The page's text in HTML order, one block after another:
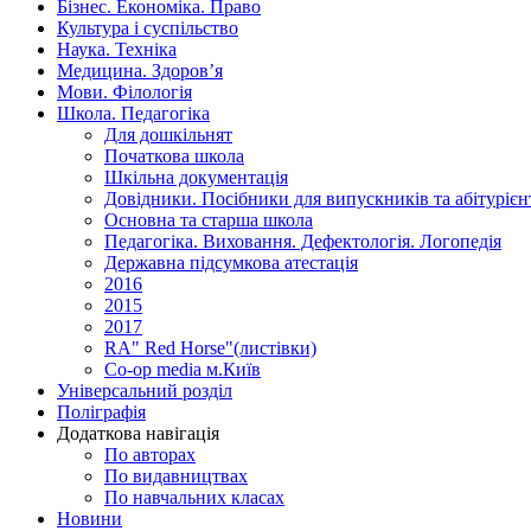
Бізнес. Економіка. Право
Культура і суспільство
Наука. Техніка
Медицина. Здоров’я
Мови. Філологія
Школа. Педагогіка
Для дошкільнят
Початкова школа
Шкільна документація
Довідники. Посібники для випускників та
Основна та старша школа
Педагогіка. Виховання. Дефектологія. Логопедія
Державна підсумкова атестація
2016
2015
2017
RA" Red Horse"(листівки)
Co-op media м.Київ
Універсальний розділ
Поліграфія
Додаткова навігація
По авторах
По видавництвах
По навчальних класах
Новини